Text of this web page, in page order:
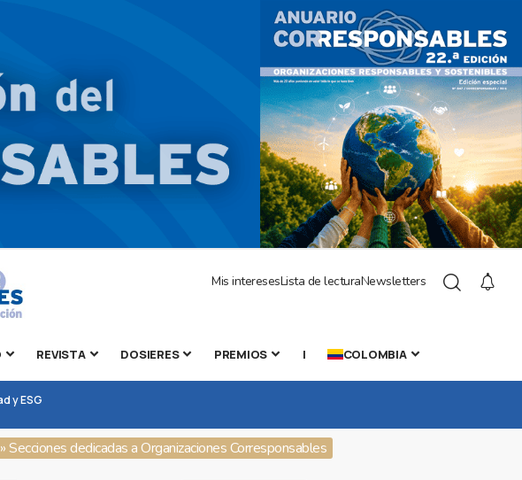
Mis interesesLista de lecturaNewsletters
REVISTA DOSIERES PREMIOS | COLOMBIA
y ESG
» Secciones dedicadas a Organizaciones Corresponsables